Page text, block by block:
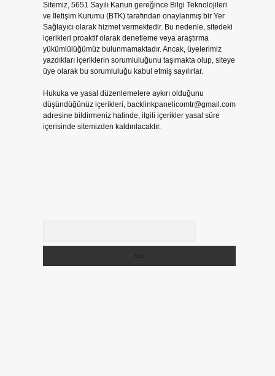
Sitemiz, 5651 Sayılı Kanun gereğince Bilgi Teknolojileri
ve İletişim Kurumu (BTK) tarafından onaylanmış bir Yer
Sağlayıcı olarak hizmet vermektedir. Bu nedenle, sitedeki
içerikleri proaktif olarak denetleme veya araştırma
yükümlülüğümüz bulunmamaktadır. Ancak, üyelerimiz
yazdıkları içeriklerin sorumluluğunu taşımakta olup, siteye
üye olarak bu sorumluluğu kabul etmiş sayılırlar.
Hukuka ve yasal düzenlemelere aykırı olduğunu
düşündüğünüz içerikleri, backlinkpanelicomtr@gmail.com
adresine bildirmeniz halinde, ilgili içerikler yasal süre
içerisinde sitemizden kaldırılacaktır.